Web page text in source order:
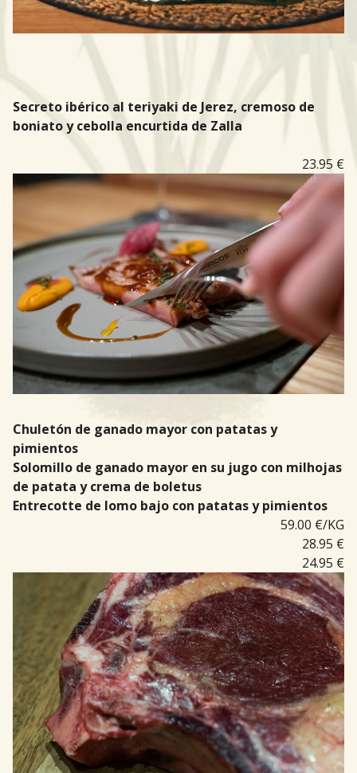
Chuletón de ganado mayor con patatas y
pimientos
Solomillo de ganado mayor en su jugo con milhojas
de patata y crema de boletus
Entrecotte de lomo bajo con patatas y pimientos
59.00 €/KG
28.95 €
24.95 €
Secreto ibérico al teriyaki de Jerez, cremoso de
boniato y cebolla encurtida de Zalla
23.95 €